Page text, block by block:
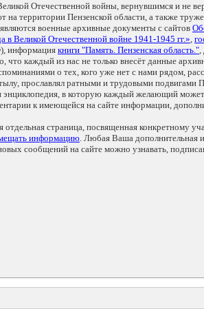
Отечественной войны, вернувшимся и не
на территории Пензенской области, а также
военные архивные документы с сайтов
в Великой Отечественной войне 1941-1945 гг.»,
информациякниги "Память. Пензенская область.",
что каждый из нас не только внесёт данные
о тех, кого уже нет с нами рядом,
прославлял ратными и трудовыми подвигами
энциклопедия, в которую каждый желающий
к имеющейся на сайте информации,
отдельная страница, посвященная конкретному
информацию. Любая Ваша дополнительная
сообщений на сайте можно узнавать,